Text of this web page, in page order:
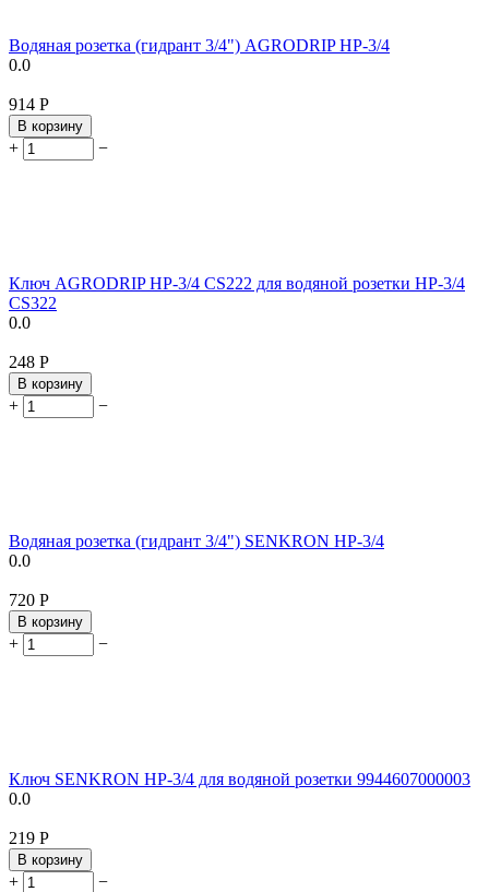
Водяная розетка (гидрант 3/4") AGRODRIP ​HP-3/4
0.0
‍914‍ Р
В корзину
+ −
Ключ AGRODRIP ​HP-3/4 CS222 для водяной розетки HP-3/4
CS322
0.0
‍248‍ Р
В корзину
+ −
Водяная розетка (гидрант 3/4") SENKRON HP-3/4
0.0
‍720‍ Р
В корзину
+ −
Ключ SENKRON HP-3/4 для водяной розетки 9944607000003
0.0
‍219‍ Р
В корзину
+ −